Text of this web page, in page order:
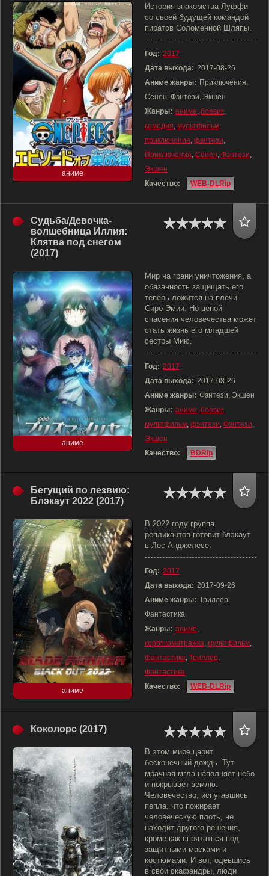
аниме
История знакомства Луффи
со своей будущей командой
пиратов Соломенной Шляпы.
Год: 2017
Дата выхода: 2017-08-26
Аниме жанры: Приключения,
Сёнен, Фэнтези, Экшен
Жанры: аниме, боевик,
комедия, мультфильм,
приключения, фэнтези,
Приключения, Сёнен, Фэнтези,
Экшен
Качество:
WEB-DLRip
Судьба/Девочка-
волшебница Иллия:
Клятва под снегом
(2017)
аниме
Мир на грани уничтожения, а
обязанность защищать его
теперь ложится на плечи
Сиро Эмии. Но ценой
спасения человечества может
стать жизнь его младшей
сестры Мию.
Год: 2017
Дата выхода: 2017-08-26
Аниме жанры: Фэнтези, Экшен
Жанры: аниме, боевик,
мультфильм, фэнтези, Фэнтези,
Экшен
Качество:
BDRip
Бегущий по лезвию:
Блэкаут 2022 (2017)
аниме
В 2022 году группа
репликантов готовит блэкаут
в Лос-Анджелесе.
Год: 2017
Дата выхода: 2017-09-26
Аниме жанры: Триллер,
Фантастика
Жанры: аниме,
короткометражка, мультфильм,
фантастика, Триллер,
Фантастика
Качество:
WEB-DLRip
Коколорс (2017)
В этом мире царит
бесконечный дождь. Тут
мрачная мгла наполняет небо
и покрывает землю.
Человечество, испугавшись
пепла, что пожирает
человеческую плоть, не
находит другого решения,
кроме как спрятаться под
защитными масками и
костюмами. И вот, одевшись
в свои скафандры, люди